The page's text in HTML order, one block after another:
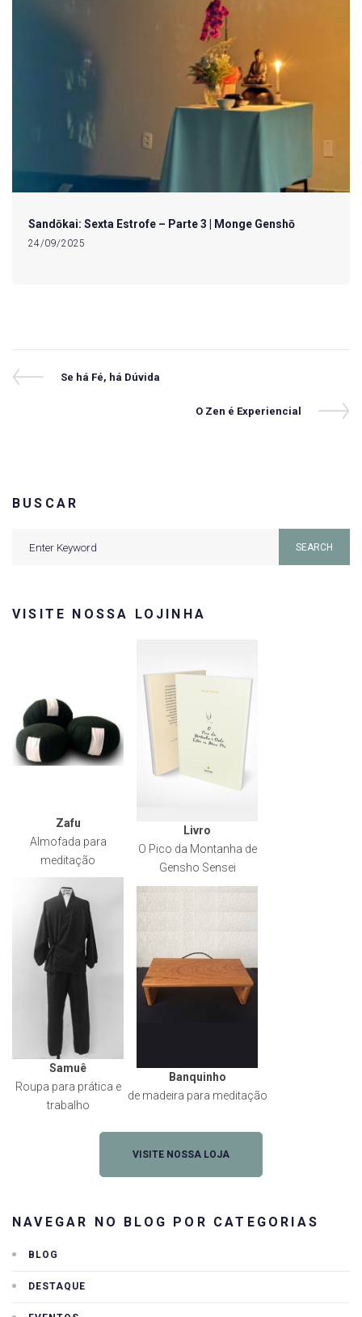
Sandōkai: Sexta Estrofe – Parte 3 | Monge Genshō
24/09/2025
Navegação
Previous
Se há Fé, há Dúvida
Next
O Zen é Experiencial
BUSCAR
SEARCH
VISITE NOSSA LOJINHA
Zafu
Almofada para
meditação
Livro
O Pico da Montanha de
Gensho Sensei
Samuê
Roupa para prática e
trabalho
Banquinho
de madeira para meditação
VISITE NOSSA LOJA
NAVEGAR NO BLOG POR CATEGORIAS
BLOG
DESTAQUE